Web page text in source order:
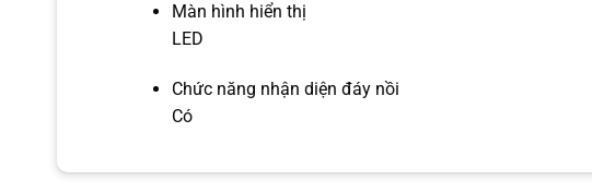
Màn hình hiển thị
LED
Chức năng nhận diện đáy nồi
Có